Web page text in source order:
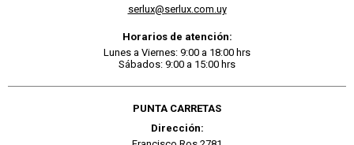
serlux@serlux.com.uy
Horarios de atención:
Lunes a Viernes: 9:00 a 18:00 hrs
Sábados: 9:00 a 15:00 hrs
PUNTA CARRETAS
Dirección: